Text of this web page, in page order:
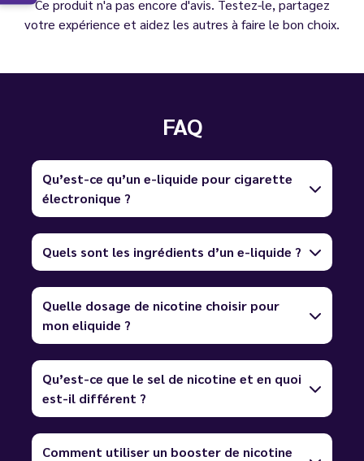
Ce produit n'a pas encore d'avis. Testez-le, partagez
votre expérience et aidez les autres à faire le bon choix.
FAQ
Qu’est-ce qu’un e-liquide pour cigarette
électronique ?
Quels sont les ingrédients d’un e-liquide ?
Quelle dosage de nicotine choisir pour
mon eliquide ?
Qu’est-ce que le sel de nicotine et en quoi
est-il différent ?
Comment utiliser un booster de nicotine